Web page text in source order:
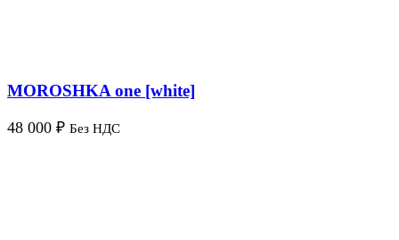
MOROSHKA one [white]
48 000 ₽ Без НДС